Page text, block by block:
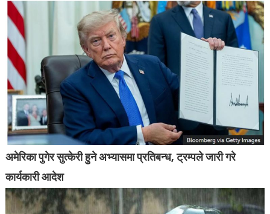
अमेरिका पुगेर सुत्केरी हुने अभ्यासमा प्रतिबन्ध, ट्रम्पले जारी गरे
कार्यकारी आदेश